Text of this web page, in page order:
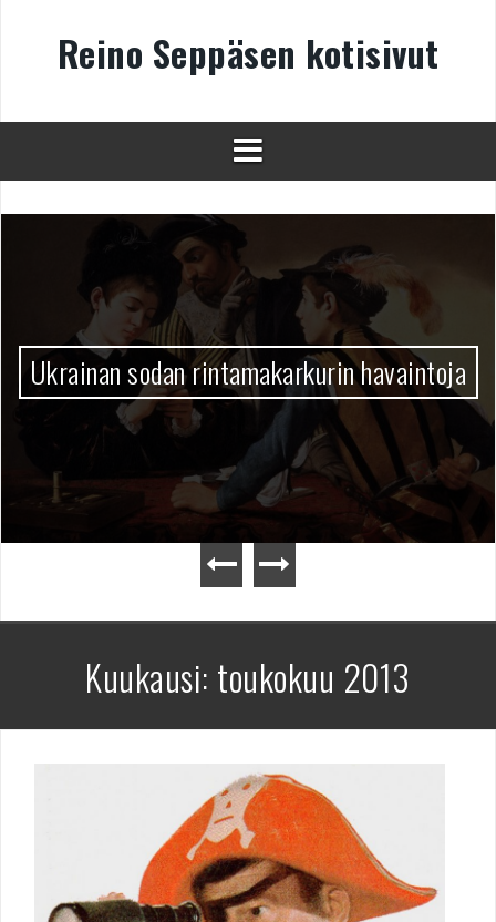
Reino Seppäsen kotisivut
Ukrainan sodan rintamakarkurin havaintoja
Kuukausi: toukokuu 2013